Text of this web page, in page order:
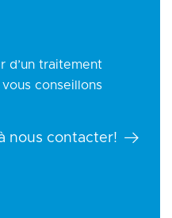
d’un traitement
conseillons
nous contacter!